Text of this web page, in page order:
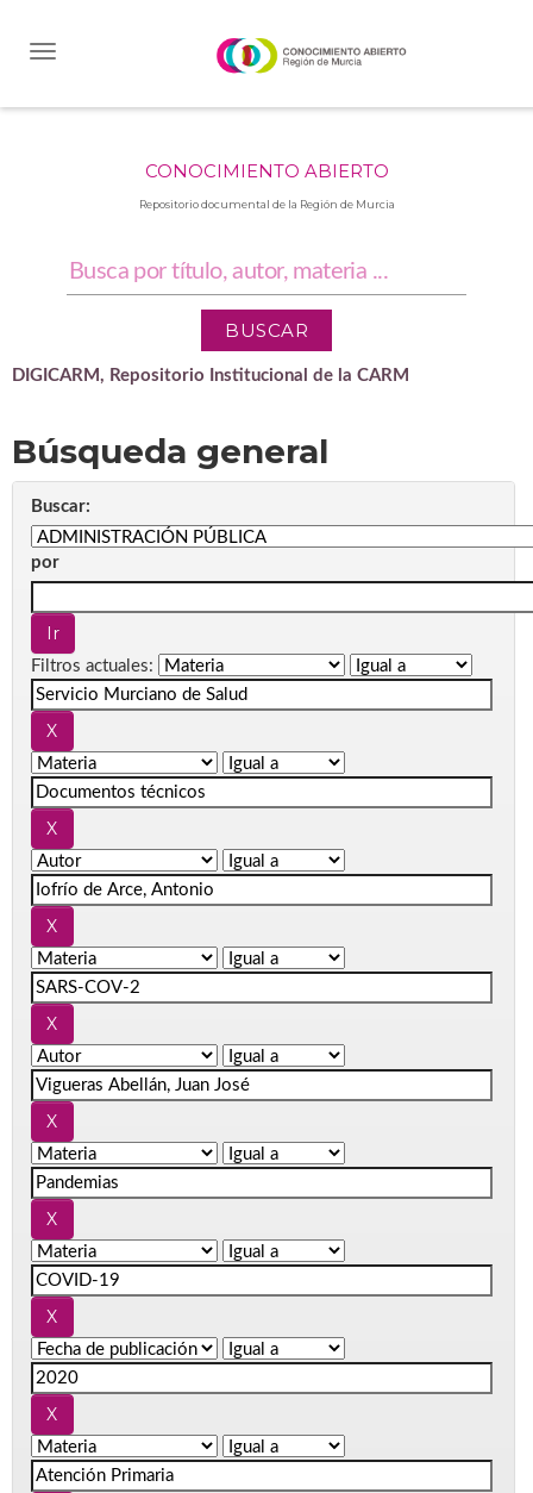
CONOCIMIENTO ABIERTO
Repositorio documental de la Región de Murcia
DIGICARM, Repositorio Institucional de la CARM
Búsqueda general
Buscar:
por
Filtros actuales: